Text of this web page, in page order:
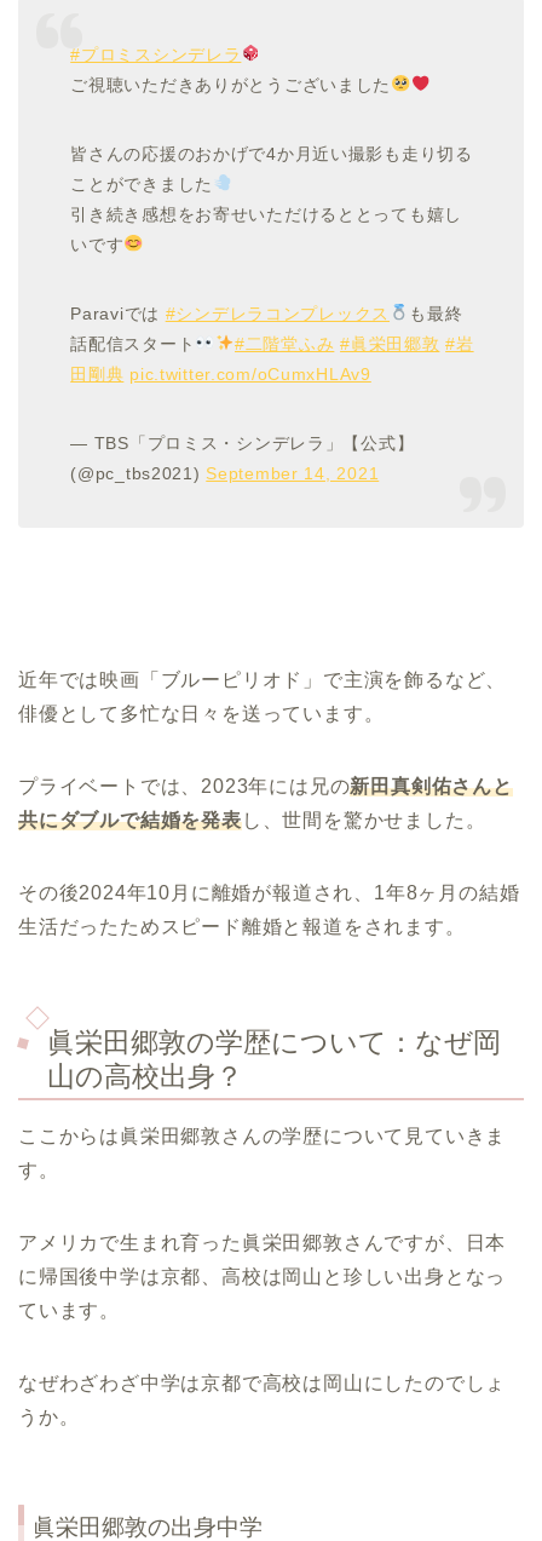
#プロミスシンデレラ
ご視聴いただきありがとうございました
皆さんの応援のおかげで4か月近い撮影も走り切る
ことができました
引き続き感想をお寄せいただけるととっても嬉し
いです
Paraviでは #シンデレラコンプレックス
も最終
話配信スタート
#二階堂ふみ #眞栄田郷敦 #岩
田剛典 pic.twitter.com/oCumxHLAv9
— TBS「プロミス・シンデレラ」【公式】
(@pc_tbs2021) September 14, 2021
近年では映画「ブルーピリオド」で主演を飾るなど、
俳優として多忙な日々を送っています。
プライベートでは、2023年には兄の新田真剣佑さんと
共にダブルで結婚を発表し、世間を驚かせました。
その後2024年10月に離婚が報道され、1年8ヶ月の結婚
生活だったためスピード離婚と報道をされます。
眞栄田郷敦の学歴について：なぜ岡
山の高校出身？
ここからは眞栄田郷敦さんの学歴について見ていきま
す。
アメリカで生まれ育った眞栄田郷敦さんですが、日本
に帰国後中学は京都、高校は岡山と珍しい出身となっ
ています。
なぜわざわざ中学は京都で高校は岡山にしたのでしょ
うか。
眞栄田郷敦の出身中学